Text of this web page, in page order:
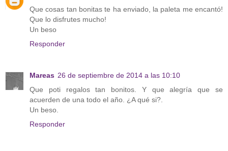
Que cosas tan bonitas te ha enviado, la paleta me encantó!
Que lo disfrutes mucho!
Un beso
Responder
Mareas 26 de septiembre de 2014 a las 10:10
Que poti regalos tan bonitos. Y que alegría que se
acuerden de una todo el año. ¿A qué si?.
Un beso.
Responder